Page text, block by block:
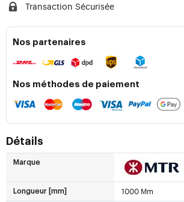
Transaction Sécurisée
Nos partenaires
Nos méthodes de paiement
Détails
Marque
Longueur [mm] 1000 Mm